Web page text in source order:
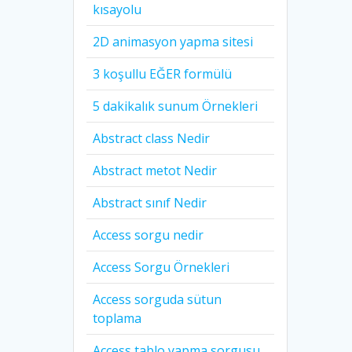
kısayolu
2D animasyon yapma sitesi
3 koşullu EĞER formülü
5 dakikalık sunum Örnekleri
Abstract class Nedir
Abstract metot Nedir
Abstract sınıf Nedir
Access sorgu nedir
Access Sorgu Örnekleri
Access sorguda sütun
toplama